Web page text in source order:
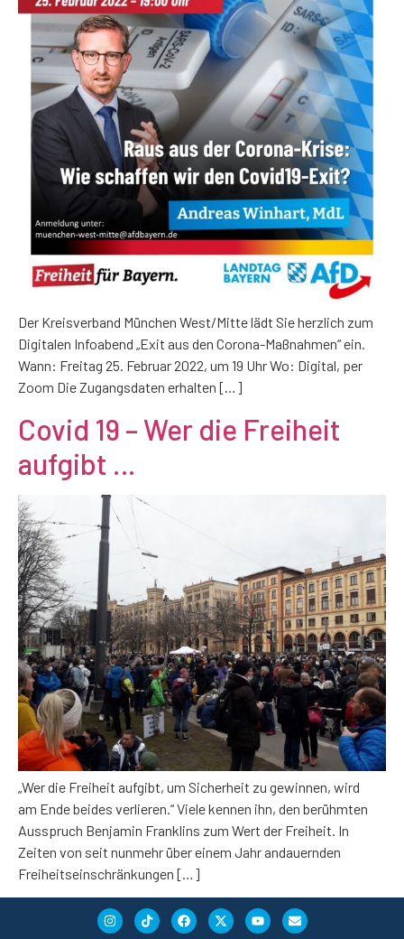
Der Kreisverband München West/Mitte lädt Sie herzlich zum
Digitalen Infoabend „Exit aus den Corona-Maßnahmen“ ein.
Wann: Freitag 25. Februar 2022, um 19 Uhr Wo: Digital, per
Zoom Die Zugangsdaten erhalten […]
Covid 19 – Wer die Freiheit
aufgibt …
„Wer die Freiheit aufgibt, um Sicherheit zu gewinnen, wird
am Ende beides verlieren.“ Viele kennen ihn, den berühmten
Ausspruch Benjamin Franklins zum Wert der Freiheit. In
Zeiten von seit nunmehr über einem Jahr andauernden
Freiheitseinschränkungen […]